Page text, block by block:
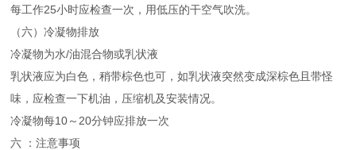
每工作25小时应检查一次，用低压的干空气吹洗。
（六）冷凝物排放
冷凝物为水/油混合物或乳状液
乳状液应为白色，稍带棕色也可，如乳状液突然变成深棕色且带怪
味，应检查一下机油，压缩机及安装情况。
冷凝物每10～20分钟应排放一次
六 ：注意事项